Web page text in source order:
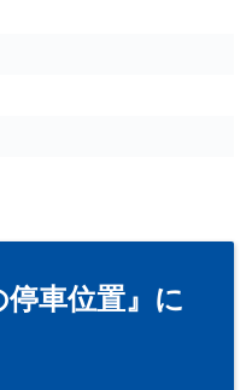
停車位置』に